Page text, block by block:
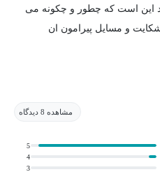
این است که چطور و چکونه می
و مسایل پیرامون ان
نیازمند خواهد بود.
نحوه شکایت از مجرم
مشاهده 8 دیدگاه
3
4
5